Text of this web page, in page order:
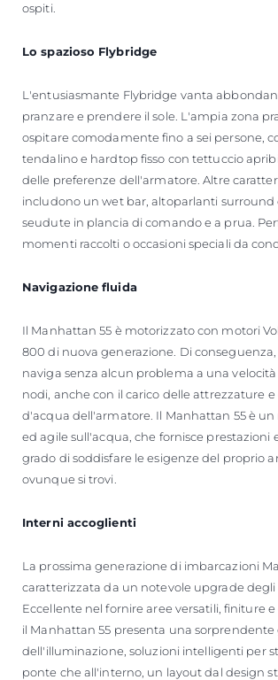
ospiti.
Lo spazioso Flybridge
L'entusiasmante Flybridge vanta
pranzare e prendere il sole. L'ampia zona
ospitare comodamente fino a sei persone,
tendalino e hardtop fisso con tettuccio
delle preferenze dell'armatore. Altre
includono un wet bar, altoparlanti surround
seudute in plancia di comando e a prua.
momenti raccolti o occasioni speciali da
Navigazione fluida
Il Manhattan 55 è motorizzato con motori
800 di nuova generazione. Di
naviga senza alcun problema a una velocità
nodi, anche con il carico delle attrezzature
d'acqua dell'armatore. Il Manhattan 55 è un
ed agile sull'acqua, che fornisce prestazioni
grado di soddisfare le esigenze del proprio
ovunque si trovi.
Interni accoglienti
La prossima generazione di imbarcazioni
caratterizzata da un notevole upgrade degli
Eccellente nel fornire aree versatili, finiture
il Manhattan 55 presenta una sorprendente
dell'illuminazione, soluzioni intelligenti per
ponte che all'interno, un layout dal design